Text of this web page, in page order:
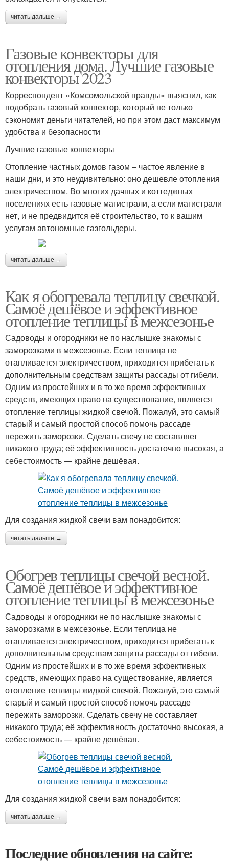
читать дальше →
Газовые конвекторы для
отопления дома. Лучшие газовые
конвекторы 2023
Корреспондент «Комсомольской правды» выяснил, как
подобрать газовый конвектор, который не только
сэкономит деньги читателей, но при этом даст максимум
удобства и безопасности
Лучшие газовые конвекторы
Отопление частных домов газом – частое явление в
наши дни, и это неудивительно: оно дешевле отопления
электричеством. Во многих дачных и коттеджных
поселениях есть газовые магистрали, а если магистрали
нет, и не предвидится её строительство, то к вашим
услугам автономные газгольдеры.
читать дальше →
Как я обогревала теплицу свечкой.
Самоё дешёвое и эффективное
отопление теплицы в межсезонье
Садоводы и огородники не по наслышке знакомы с
заморозками в межсезонье. Если теплица не
отапливается электричеством, приходится прибегать к
дополнительным средствам защиты рассады от гибели.
Одним из простейших и в то же время эффективных
средств, имеющих право на существование, является
отопление теплицы жидкой свечой. Пожалуй, это самый
старый и самый простой способ помочь рассаде
пережить заморозки. Сделать свечу не составляет
никакого труда; её эффективность достаточно высокая, а
себестоимость — крайне дешёвая.
Для создания жидкой свечи вам понадобится:
читать дальше →
Обогрев теплицы свечой весной.
Самоё дешёвое и эффективное
отопление теплицы в межсезонье
Садоводы и огородники не по наслышке знакомы с
заморозками в межсезонье. Если теплица не
отапливается электричеством, приходится прибегать к
дополнительным средствам защиты рассады от гибели.
Одним из простейших и в то же время эффективных
средств, имеющих право на существование, является
отопление теплицы жидкой свечой. Пожалуй, это самый
старый и самый простой способ помочь рассаде
пережить заморозки. Сделать свечу не составляет
никакого труда; её эффективность достаточно высокая, а
себестоимость — крайне дешёвая.
Для создания жидкой свечи вам понадобится:
читать дальше →
Последние обновления на сайте: